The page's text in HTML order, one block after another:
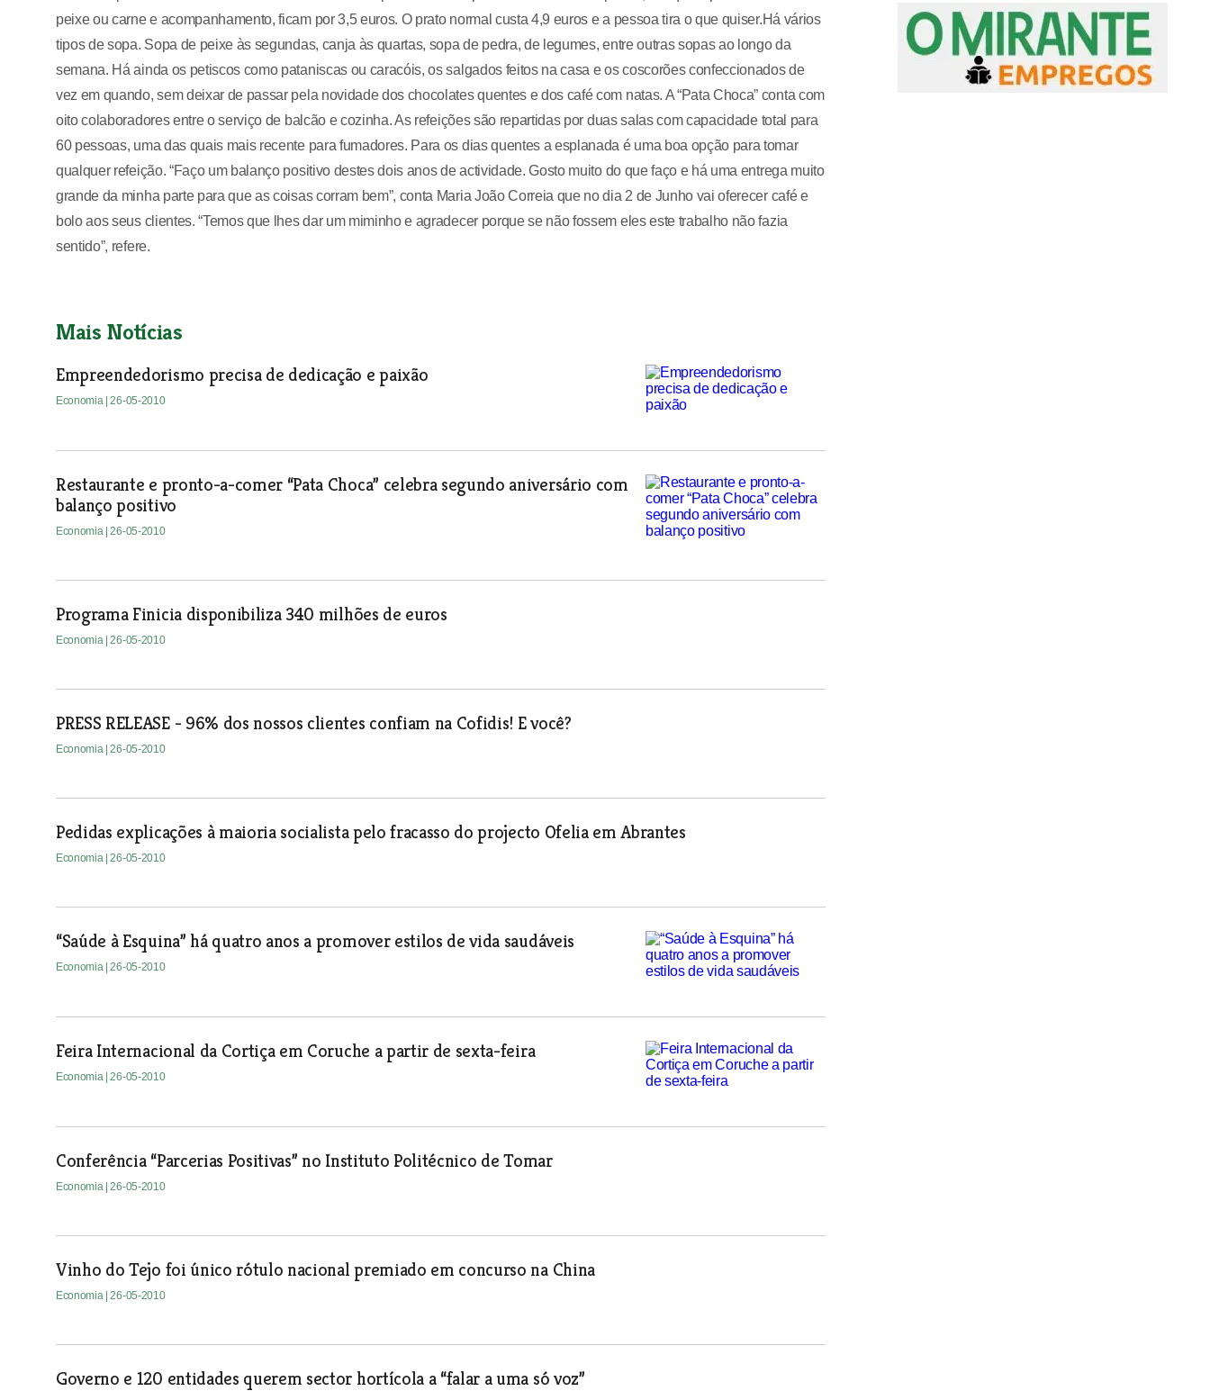
peixe ou carne e acompanhamento, ficam por 3,5 euros. O prato normal custa 4,9 euros e a pessoa tira o que quiser.Há vários
tipos de sopa. Sopa de peixe às segundas, canja às quartas, sopa de pedra, de legumes, entre outras sopas ao longo da
semana. Há ainda os petiscos como pataniscas ou caracóis, os salgados feitos na casa e os coscorões confeccionados de
vez em quando, sem deixar de passar pela novidade dos chocolates quentes e dos café com natas. A “Pata Choca” conta com
oito colaboradores entre o serviço de balcão e cozinha. As refeições são repartidas por duas salas com capacidade total para
60 pessoas, uma das quais mais recente para fumadores. Para os dias quentes a esplanada é uma boa opção para tomar
qualquer refeição. “Faço um balanço positivo destes dois anos de actividade. Gosto muito do que faço e há uma entrega muito
grande da minha parte para que as coisas corram bem”, conta Maria João Correia que no dia 2 de Junho vai oferecer café e
bolo aos seus clientes. “Temos que lhes dar um miminho e agradecer porque se não fossem eles este trabalho não fazia
sentido”, refere.
Mais Notícias
Empreendedorismo precisa de dedicação e paixão
Economia | 26-05-2010
Restaurante e pronto-a-comer “Pata Choca” celebra segundo aniversário com
balanço positivo
Economia | 26-05-2010
Programa Finicia disponibiliza 340 milhões de euros
Economia | 26-05-2010
PRESS RELEASE - 96% dos nossos clientes confiam na Cofidis! E você?
Economia | 26-05-2010
Pedidas explicações à maioria socialista pelo fracasso do projecto Ofelia em Abrantes
Economia | 26-05-2010
“Saúde à Esquina” há quatro anos a promover estilos de vida saudáveis
Economia | 26-05-2010
Feira Internacional da Cortiça em Coruche a partir de sexta-feira
Economia | 26-05-2010
Conferência “Parcerias Positivas” no Instituto Politécnico de Tomar
Economia | 26-05-2010
Vinho do Tejo foi único rótulo nacional premiado em concurso na China
Economia | 26-05-2010
Governo e 120 entidades querem sector hortícola a “falar a uma só voz”